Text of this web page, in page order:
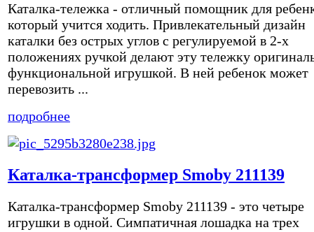
Каталка-тележка - отличный помощник для
который учится ходить. Привлекательный дизайн
каталки без острых углов с регулируемой в 2-х
положениях ручкой делают эту тележку
функциональной игрушкой. В ней ребенок может
перевозить ...
подробнее
Каталка-трансформер Smoby 211139
Каталка-трансформер Smoby 211139 - это четыре
игрушки в одной. Симпатичная лошадка на трех